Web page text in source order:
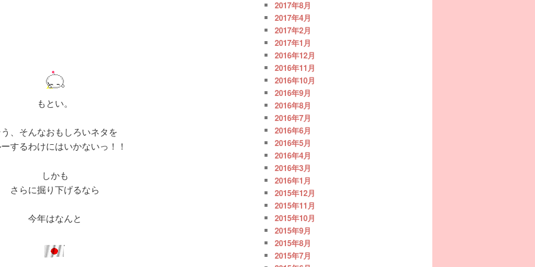
もとい。
、そんなおもしろいネタを
するわけにはいかないっ！！
しかも
さらに掘り下げるなら
今年はなんと
2017年8月
2017年4月
2017年2月
2017年1月
2016年12月
2016年11月
2016年10月
2016年9月
2016年8月
2016年7月
2016年6月
2016年5月
2016年4月
2016年3月
2016年1月
2015年12月
2015年11月
2015年10月
2015年9月
2015年8月
2015年7月